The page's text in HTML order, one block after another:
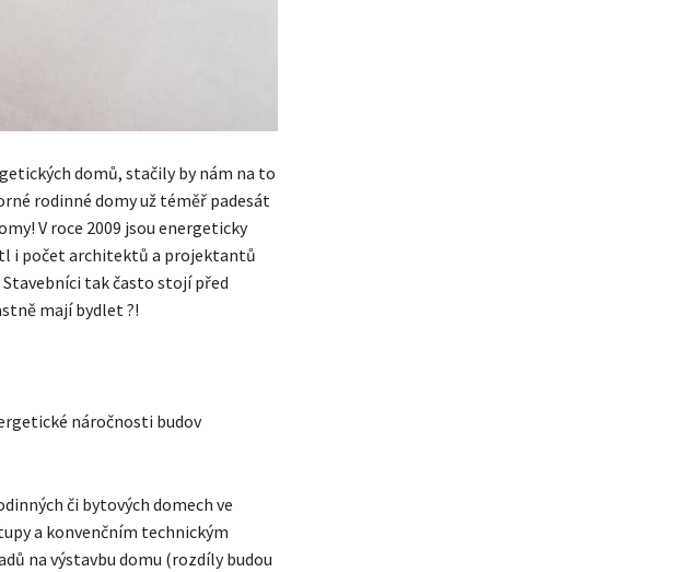
domů, stačily by nám na to
rodinné domy už téměř padesát
V roce 2009 jsou energeticky
i počet architektů a projektantů
tak často stojí před
mají bydlet ?!
náročnosti budov
či bytových domech ve
a konvenčním technickým
na výstavbu domu (rozdíly budou